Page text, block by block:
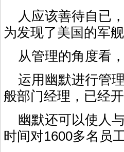
人应该善待自已，
为发现了美国的军
从管理的角度看，
运用幽默进行管理
般部门经理，已经
幽默还可以使人与
时间对1600多名员